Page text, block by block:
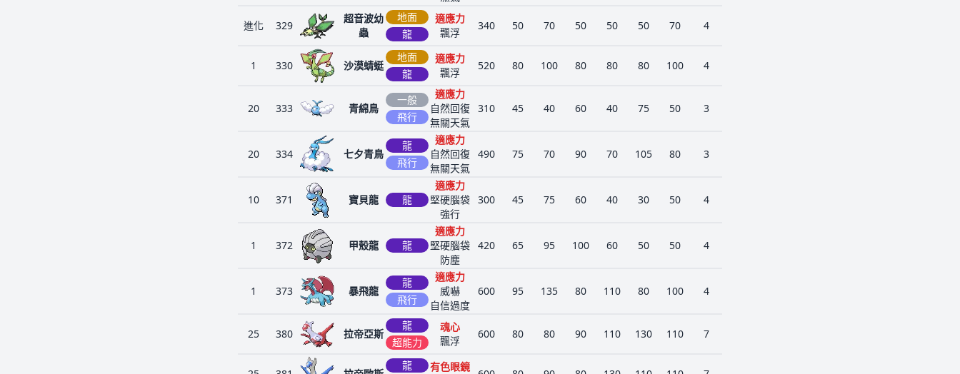
進化 329
超音波幼
蟲
地面
龍
適應力
飄浮
340 50 70 50 50 50 70 4
1 330 沙漠蜻蜓
地面
龍
適應力
飄浮
520 80 100 80 80 80 100 4
20 333 青綿鳥
一般
飛行
適應力
自然回復
無關天氣
310 45 40 60 40 75 50 3
20 334 七夕青鳥
龍
飛行
適應力
自然回復
無關天氣
490 75 70 90 70 105 80 3
10 371 寶貝龍 龍
適應力
堅硬腦袋
強行
300 45 75 60 40 30 50 4
1 372 甲殼龍 龍
適應力
堅硬腦袋
防塵
420 65 95 100 60 50 50 4
1 373 暴飛龍
龍
飛行
適應力
威嚇
自信過度
600 95 135 80 110 80 100 4
25 380 拉帝亞斯
龍
超能力
魂心
飄浮
600 80 80 90 110 130 110 7
龍
有色眼鏡